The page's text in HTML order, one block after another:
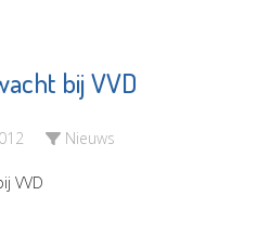
bij VVD
Nieuws